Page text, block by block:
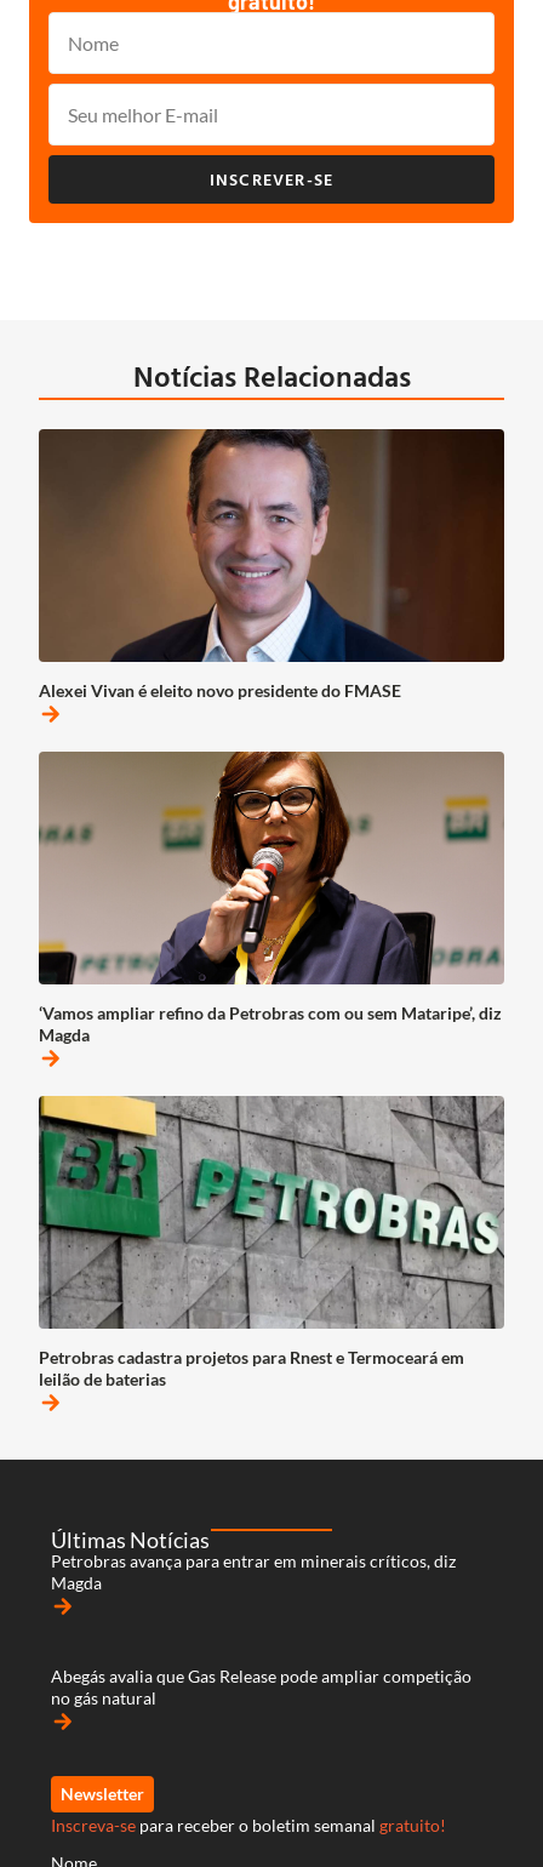
INSCREVER-SE
Notícias Relacionadas
Alexei Vivan é eleito novo presidente do FMASE
arrow_forward
‘Vamos ampliar refino da Petrobras com ou sem Mataripe’, diz
Magda
arrow_forward
Petrobras cadastra projetos para Rnest e Termoceará em
leilão de baterias
arrow_forward
Últimas Notícias
Petrobras avança para entrar em minerais críticos, diz
Magda
arrow_forward
Abegás avalia que Gas Release pode ampliar competição
no gás natural
arrow_forward
Newsletter
Inscreva-se para receber o boletim semanal gratuito!
Nome